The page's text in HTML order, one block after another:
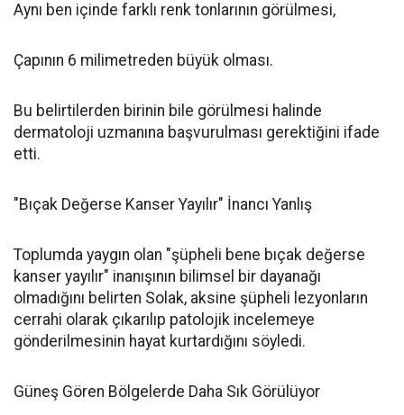
Aynı ben içinde farklı renk tonlarının görülmesi,
Çapının 6 milimetreden büyük olması.
Bu belirtilerden birinin bile görülmesi halinde
dermatoloji uzmanına başvurulması gerektiğini ifade
etti.
"Bıçak Değerse Kanser Yayılır" İnancı Yanlış
Toplumda yaygın olan "şüpheli bene bıçak değerse
kanser yayılır" inanışının bilimsel bir dayanağı
olmadığını belirten Solak, aksine şüpheli lezyonların
cerrahi olarak çıkarılıp patolojik incelemeye
gönderilmesinin hayat kurtardığını söyledi.
Güneş Gören Bölgelerde Daha Sık Görülüyor